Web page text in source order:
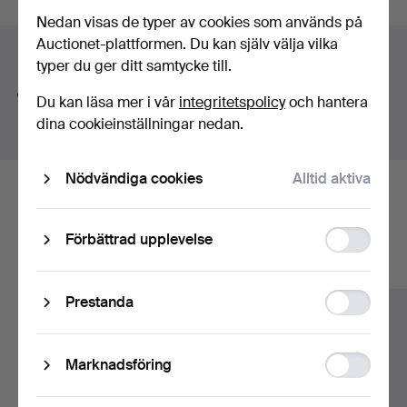
auktioner
Söktips
Vi söker automatiskt delar av ord. Söker du på band
hittar vi även
armbandsur.
Här är föremål från vårt arkiv som
matchar din sökning
Visa alla föremål
Nedan visas de typer av cookies som används på
Auctionet-plattformen. Du kan själv välja vilka
typer du ger ditt samtycke till.
Du kan läsa mer i vår integritetspolicyoch hantera
dina cookieinställningar nedan.
Nödvändiga cookies Alltid aktiva
Förbättrad upplevelse
storage
Prestanda
storage
Marknadsföring
Ad
storage